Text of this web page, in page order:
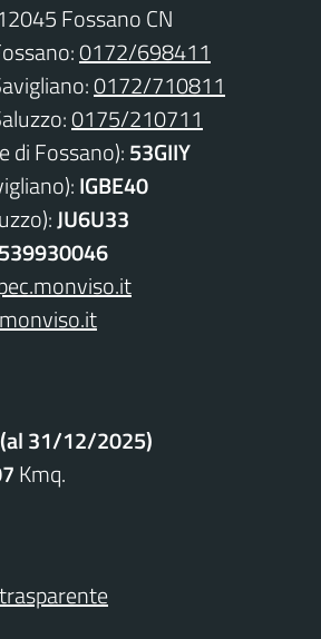
Fossano CN
0172/698411
0172/710811
0175/210711
di Fossano):53GIIY
IGBE40
JU6U33
31/12/2025)
Kmq.